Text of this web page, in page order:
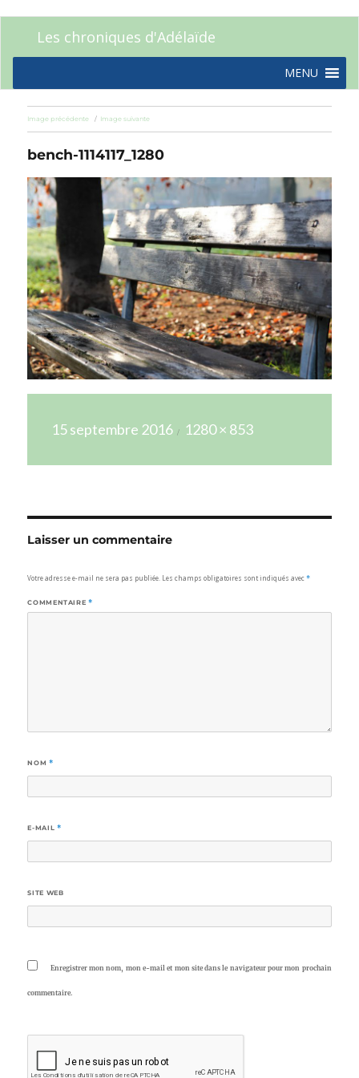
Les chroniques d'Adélaïde
MENU
Image précédente Image suivante
bench-1114117_1280
15 septembre 2016
réelle
1280 × 853
Laisser un commentaire
Votre adresse e-mail ne sera pas publiée. Les champs obligatoires sont indiqués avec*
COMMENTAIRE *
NOM *
E-MAIL *
SITE WEB
Enregistrer mon nom, mon e-mail et mon site dans le navigateur pour mon prochain
commentaire.